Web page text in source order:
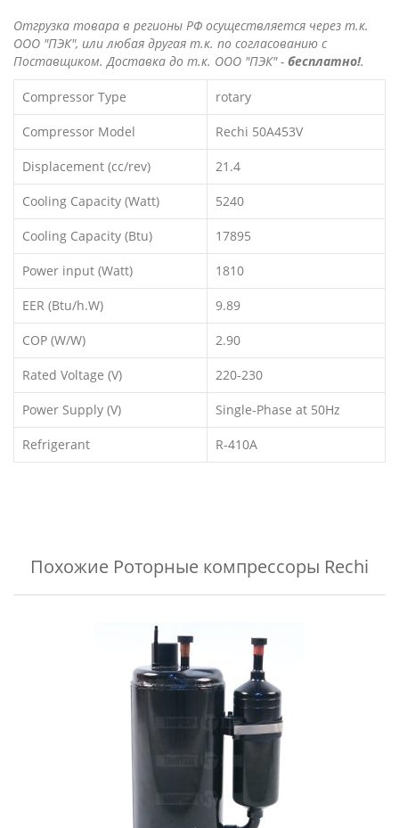
Отгрузка товара в регионы РФ осуществляется через т.к.
ООО "ПЭК", или любая другая т.к. по согласованию с
Поставщиком. Доставка до т.к. ООО "ПЭК" - бесплатно!.
Compressor Type rotary
Compressor Model Rechi 50A453V
Displacement (cc/rev) 21.4
Cooling Capacity (Watt) 5240
Cooling Capacity (Btu) 17895
Power input (Watt) 1810
EER (Btu/h.W) 9.89
COP (W/W) 2.90
Rated Voltage (V) 220-230
Power Supply (V) Single-Phase at 50Hz
Refrigerant R-410A
Похожие Роторные компрессоры Rechi